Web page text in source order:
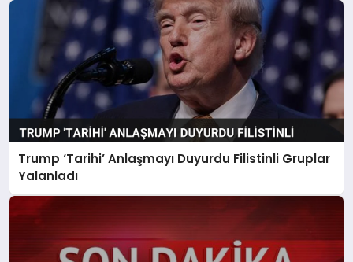
Trump ‘Tarihi’ Anlaşmayı Duyurdu Filistinli Gruplar
Yalanladı